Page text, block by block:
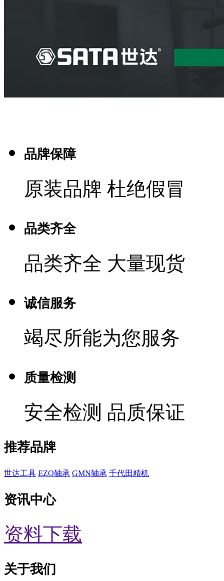
品牌保障
原装品牌 杜绝假冒
品类齐全
品类齐全 大量现货
诚信服务
竭尽所能为您服务
质量检测
安全检测 品质保证
推荐品牌
世达工具 EZO轴承 GMN轴承 千代田精机
资讯中心
资料下载
关于我们